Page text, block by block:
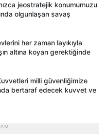
jeostratejik konumumuzu
olgunlaşan savaş
her zaman layıkıyla
altına koyan gerektiğinde
milli güvenliğimize
bertaraf edecek kuvvet ve
-